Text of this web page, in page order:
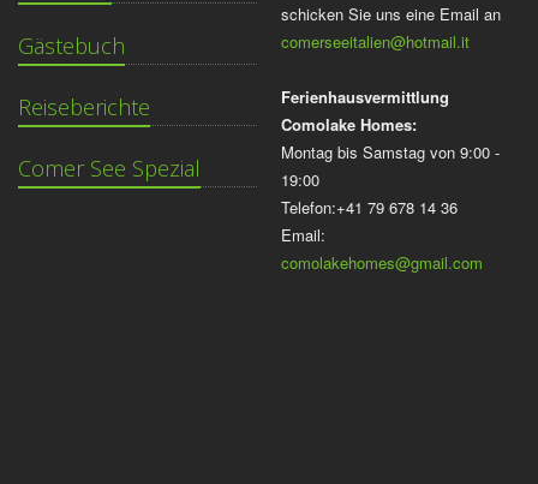
Gästebuch
Reiseberichte
Comer See Spezial
schicken Sie uns eine Email an
comerseeitalien@hotmail.it
Ferienhausvermittlung
Comolake Homes:
Montag bis Samstag von 9:00 -
19:00
Telefon:+41 79 678 14 36
Email:
comolakehomes@gmail.com